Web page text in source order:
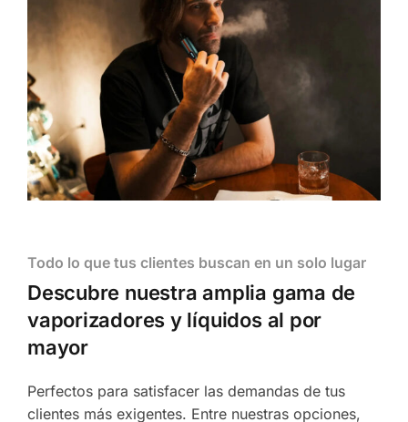
Todo lo que tus clientes buscan en un solo lugar
Descubre nuestra amplia gama de
vaporizadores y líquidos al por
mayor
Perfectos para satisfacer las demandas de tus
clientes más exigentes. Entre nuestras opciones,